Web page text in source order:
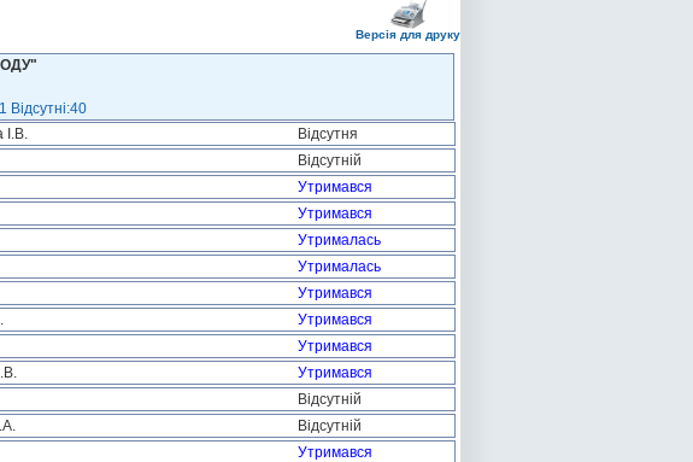
Версія для друку
І.В.
Відсутня
Відсутній
Утримався
Утримався
Утрималась
Утрималась
Утримався
Утримався
Утримався
Утримався
Відсутній
Відсутній
Утримався